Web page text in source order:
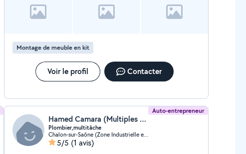
Montage de meuble en kit
Voir le profil Contacter
Auto-entrepreneur
Hamed Camara (Multiples services)
Plombier,multitâche
Chalon-sur-Saône (Zone Industrielle et Portuaire Nord)
5/5 (1 avis)